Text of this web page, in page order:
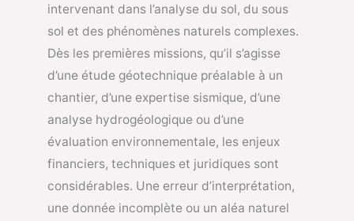
intervenant dans l’analyse du sol, du sous
sol et des phénomènes naturels complexes.
Dès les premières missions, qu’il s’agisse
d’une étude géotechnique préalable à un
chantier, d’une expertise sismique, d’une
analyse hydrogéologique ou d’une
évaluation environnementale, les enjeux
financiers, techniques et juridiques sont
considérables. Une erreur d’interprétation,
une donnée incomplète ou un aléa naturel